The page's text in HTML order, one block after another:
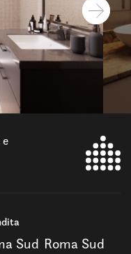
Sud Roma Sud